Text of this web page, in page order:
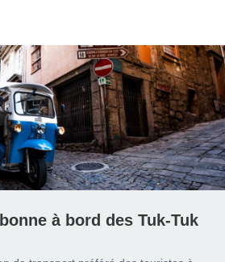
à bord des Tuk-Tuk